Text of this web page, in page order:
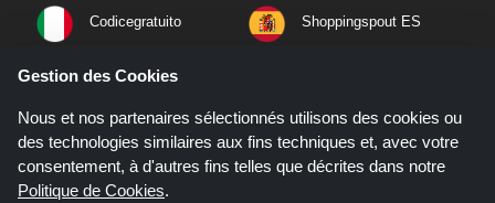
Codicegratuito Shoppingspout ES
Shoppingspout NL
Shoppingspout PT Shoppingspout NO
Gestion des Cookies
Nous et nos partenaires sélectionnés utilisons des cookies ou
des technologies similaires aux fins techniques et, avec votre
consentement, à d'autres fins telles que décrites dans notre
Politique de Cookies.